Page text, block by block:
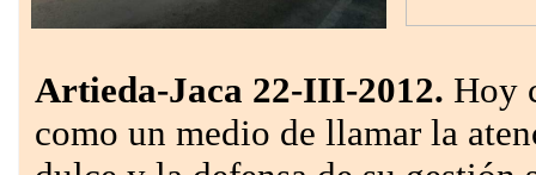
Artieda-Jaca 22-III-2012. Hoy
como un medio de llamar la